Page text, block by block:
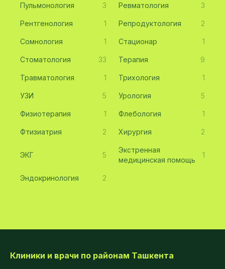
Пульмонология 3 Ревматология 3
Рентгенология 1 Репродуктология 2
Сомнология 1 Стационар 1
Стоматология 33 Терапия 9
Травматология 1 Трихология 1
УЗИ 5 Урология 5
Физиотерапия 1 Флебология 1
Фтизиатрия 2 Хирургия 2
ЭКГ 5
Экстренная
медицинская помощь
1
Эндокринология 2
Клиники и врачи по районам Ташкента